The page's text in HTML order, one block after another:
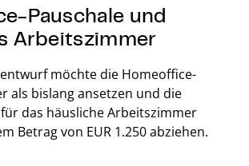
Pauschale und
Arbeitszimmer
möchte die Homeoffice-
als bislang ansetzen und die
das häusliche Arbeitszimmer
Betrag von EUR 1.250 abziehen.